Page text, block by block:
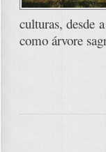
culturas, desde
como árvore